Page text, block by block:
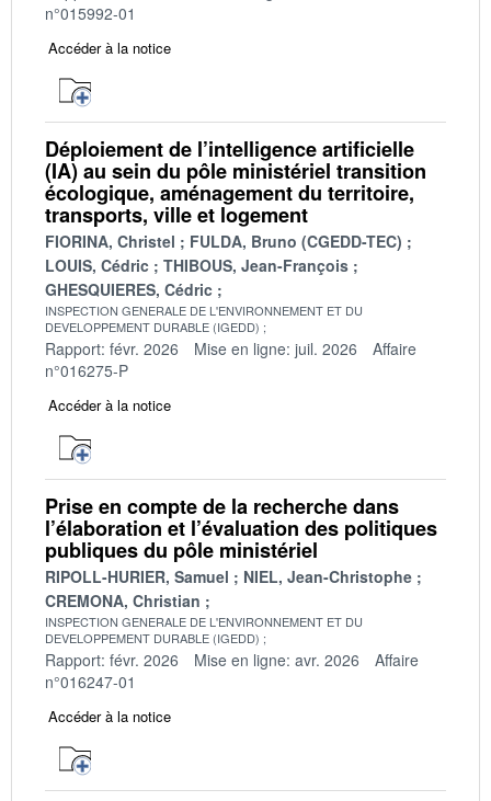
n°015992-01
Accéder à la notice
Déploiement de l’intelligence artificielle
(IA) au sein du pôle ministériel transition
écologique, aménagement du territoire,
transports, ville et logement
FIORINA, Christel
FULDA, Bruno (CGEDD-TEC)
LOUIS, Cédric
THIBOUS, Jean-François
GHESQUIERES, Cédric
INSPECTION GENERALE DE L'ENVIRONNEMENT ET DU
DEVELOPPEMENT DURABLE (IGEDD)
Rapport: févr. 2026 Mise en ligne: juil. 2026
Affaire
n°016275-P
Accéder à la notice
Prise en compte de la recherche dans
l’élaboration et l’évaluation des politiques
publiques du pôle ministériel
RIPOLL-HURIER, Samuel
NIEL, Jean-Christophe
CREMONA, Christian
INSPECTION GENERALE DE L'ENVIRONNEMENT ET DU
DEVELOPPEMENT DURABLE (IGEDD)
Rapport: févr. 2026 Mise en ligne: avr. 2026
Affaire
n°016247-01
Accéder à la notice